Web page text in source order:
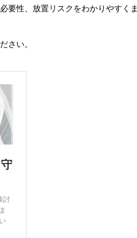
要性、放置リスクをわかりやすくま
さい。